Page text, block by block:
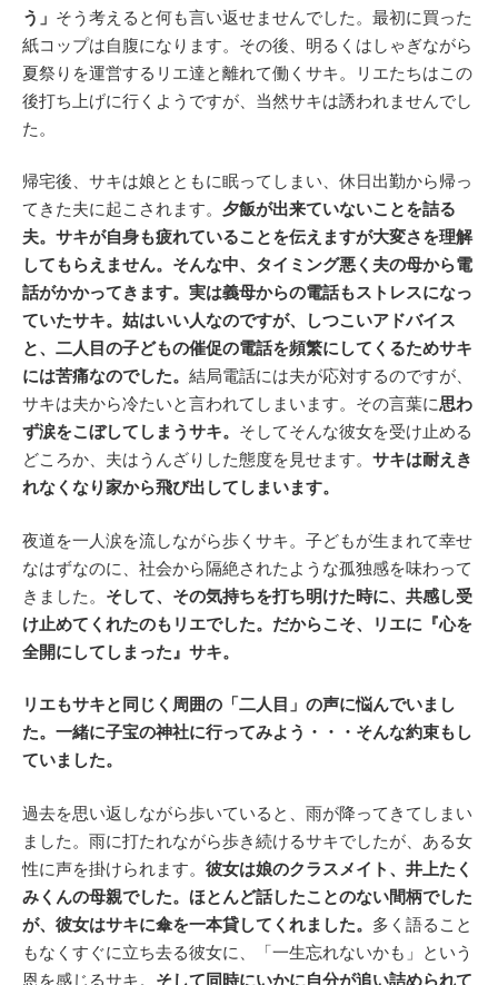
う」 そう考えると何も言い返せませんでした。最初に買った
紙コップは自腹になります。その後、明るくはしゃぎながら
夏祭りを運営するリエ達と離れて働くサキ。リエたちはこの
後打ち上げに行くようですが、当然サキは誘われませんでし
た。
帰宅後、サキは娘とともに眠ってしまい、休日出勤から帰っ
てきた夫に起こされます。 夕飯が出来ていないことを詰る
夫。サキが自身も疲れていることを伝えますが大変さを理解
してもらえません。そんな中、タイミング悪く夫の母から電
話がかかってきます。実は義母からの電話もストレスになっ
ていたサキ。姑はいい人なのですが、しつこいアドバイス
と、二人目の子どもの催促の電話を頻繁にしてくるためサキ
には苦痛なのでした。 結局電話には夫が応対するのですが、
サキは夫から冷たいと言われてしまいます。その言葉に思わ
ず涙をこぼしてしまうサキ。 そしてそんな彼女を受け止める
どころか、夫はうんざりした態度を見せます。 サキは耐えき
れなくなり家から飛び出してしまいます。
夜道を一人涙を流しながら歩くサキ。子どもが生まれて幸せ
なはずなのに、社会から隔絶されたような孤独感を味わって
きました。 そして、その気持ちを打ち明けた時に、共感し受
け止めてくれたのもリエでした。だからこそ、リエに『心を
全開にしてしまった』サキ。
リエもサキと同じく周囲の「二人目」の声に悩んでいまし
た。一緒に子宝の神社に行ってみよう・・・そんな約束もし
ていました。
過去を思い返しながら歩いていると、雨が降ってきてしまい
ました。雨に打たれながら歩き続けるサキでしたが、ある女
性に声を掛けられます。 彼女は娘のクラスメイト、井上たく
みくんの母親でした。ほとんど話したことのない間柄でした
が、彼女はサキに傘を一本貸してくれました。 多く語ること
もなくすぐに立ち去る彼女に、「一生忘れないかも」という
恩を感じるサキ。 そして同時にいかに自分が追い詰められて